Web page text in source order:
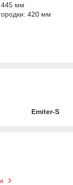
445 мм
420 мм
Emiter-S